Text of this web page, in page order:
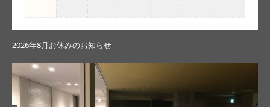
2026年8月お休みのお知らせ